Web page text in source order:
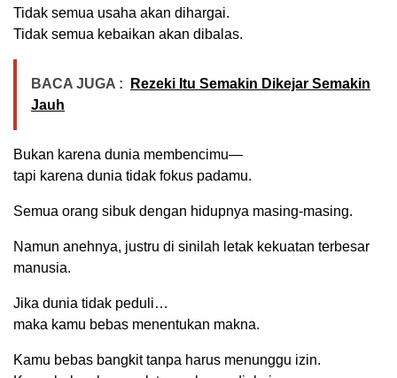
Tidak semua usaha akan dihargai.
Tidak semua kebaikan akan dibalas.
BACA JUGA :
Rezeki Itu Semakin Dikejar Semakin
Jauh
Bukan karena dunia membencimu—
tapi karena dunia tidak fokus padamu.
Semua orang sibuk dengan hidupnya masing-masing.
Namun anehnya, justru di sinilah letak kekuatan terbesar
manusia.
Jika dunia tidak peduli…
maka kamu bebas menentukan makna.
Kamu bebas bangkit tanpa harus menunggu izin.